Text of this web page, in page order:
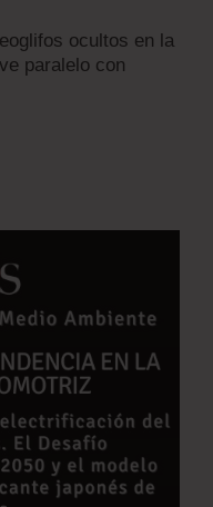
ocultos en la
paralelo con